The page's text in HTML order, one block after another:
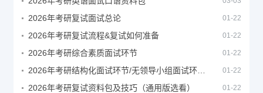
2026年考研复试面试总论 01-22
2026年考研复试流程&复试如何准备 01-22
2026年考研综合素质面试环节 01-22
01-22
2026年考研复试资料包及技巧（通用版选看） 01-22